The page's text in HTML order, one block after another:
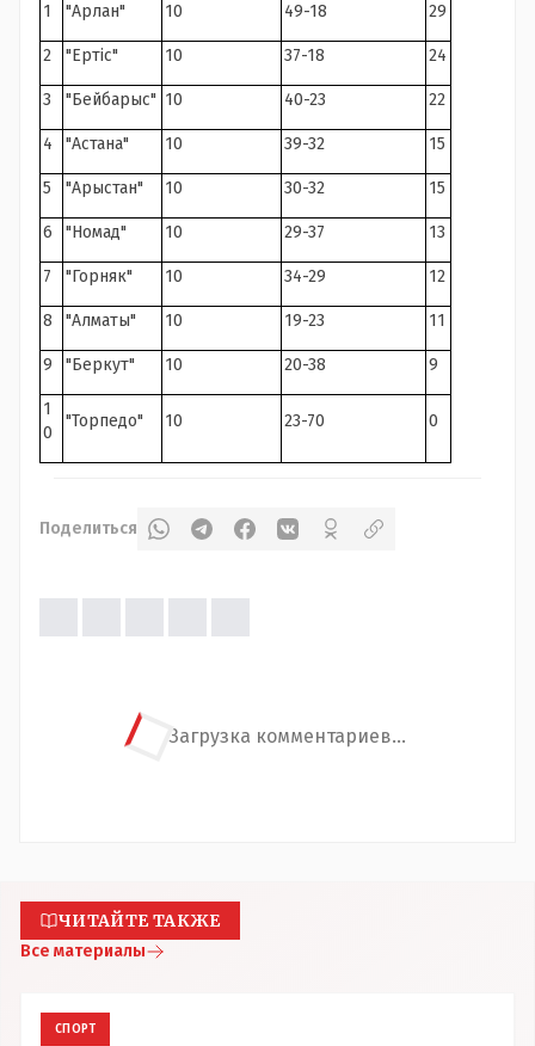
1 "Арлан" 10 49-18 29
2 "Ертiс" 10 37-18 24
3 "Бейбарыс" 10 40-23 22
4 "Астана" 10 39-32 15
5 "Арыстан" 10 30-32 15
6 "Номад" 10 29-37 13
7 "Горняк" 10 34-29 12
8 "Алматы" 10 19-23 11
9 "Беркут" 10 20-38 9
1
0
"Торпедо" 10 23-70 0
Поделиться
Загрузка комментариев...
ЧИТАЙТЕ ТАКЖЕ
Все материалы
СПОРТ